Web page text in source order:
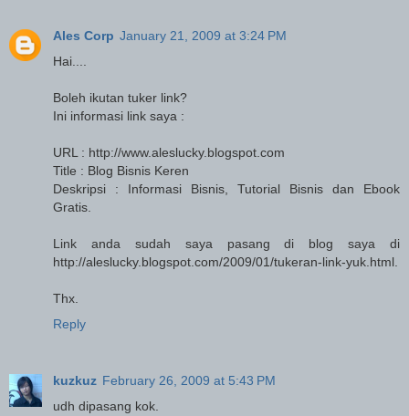
Ales Corp January 21, 2009 at 3:24 PM
Hai....
Boleh ikutan tuker link?
Ini informasi link saya :
URL : http://www.aleslucky.blogspot.com
Title : Blog Bisnis Keren
Deskripsi : Informasi Bisnis, Tutorial Bisnis dan Ebook
Gratis.
Link anda sudah saya pasang di blog saya di
http://aleslucky.blogspot.com/2009/01/tukeran-link-yuk.html.
Thx.
Reply
kuzkuz February 26, 2009 at 5:43 PM
udh dipasang kok.